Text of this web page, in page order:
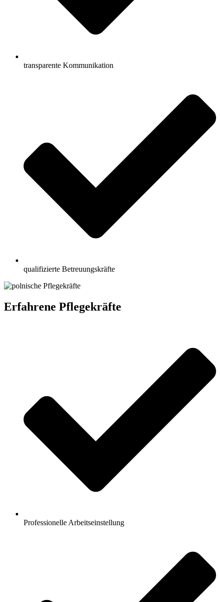
transparente Kommunikation
qualifizierte Betreuungskräfte
Erfahrene Pflegekräfte
Professionelle Arbeitseinstellung